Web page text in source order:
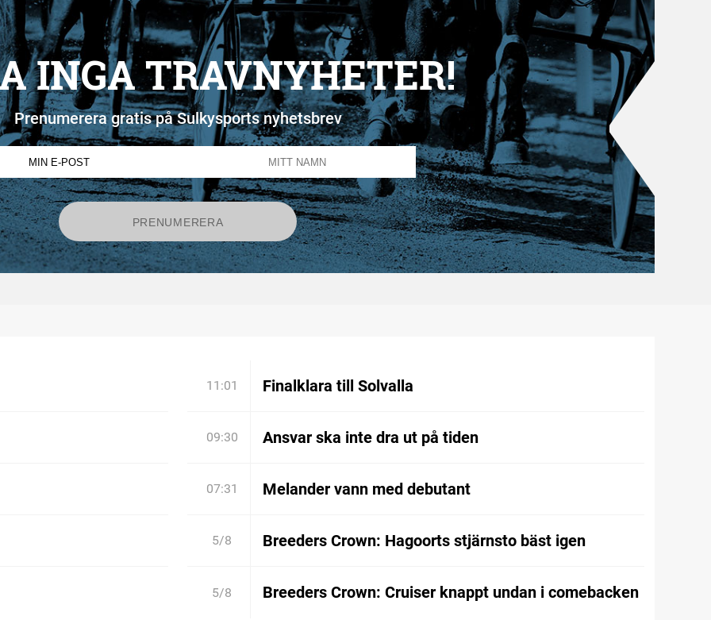
INGA TRAVNYHETER!
Prenumerera gratis på Sulkysports nyhetsbrev
11:01 Finalklara till Solvalla
09:30 Ansvar ska inte dra ut på tiden
07:31 Melander vann med debutant
5/8 Breeders Crown: Hagoorts stjärnsto bäst igen
5/8 Breeders Crown: Cruiser knappt undan i comebacken